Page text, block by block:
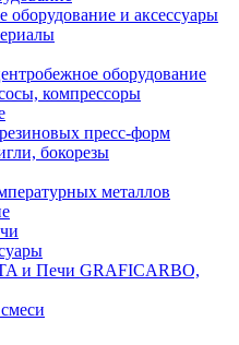
оборудование и аксессуары
оборудование
компрессоры
пресс-форм
бокорезы
металлов
и Печи GRAFICARBO,